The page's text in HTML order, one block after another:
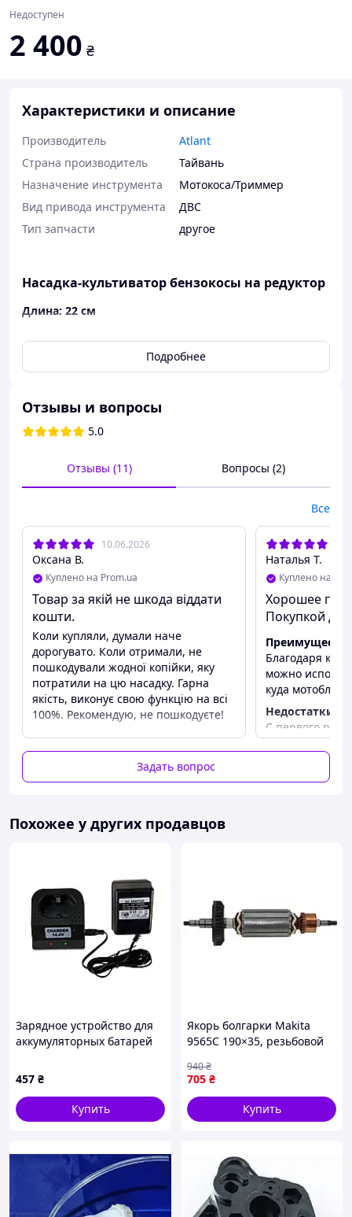
Недоступен
2 400 ₴
Характеристики и описание
Производитель
Atlant
Страна производитель
Тайвань
Назначение инструмента
Мотокоса/Триммер
Вид привода инструмента
ДВС
Тип запчасти
другое
Насадка-культиватор бензокосы на редуктор
Длина: 22 см
В комплекте идет только насадка культиватор
Подробнее
Отзывы и вопросы
5.0
Отзывы (11) Вопросы (2)
Все
10.06.2026
Оксана В.
Куплено на Prom.ua
Товар за якій не шкода віддати
кошти.
Коли купляли, думали наче
дорогувато. Коли отримали, не
пошкодували жодної копійки, яку
потратили на цю насадку. Гарна
якість, виконує свою функцію на всі
100%. Рекомендую, не пошкодуєте!
Преимущества
Все
Наталья Т.
Куплено на
Хорошее
Покупкой
Преимущества
Благодаря
можно
куда мотоблок
Недостатки
С первого
всегда берёт.
Задать вопрос
Похожее у других продавцов
Зарядное устройство для
аккумуляторных батарей
(ЗУ 14.4)
457 ₴
Купить
Якорь болгарки Makita
9565C 190×35, резьбовой
515228-2 — ротор PRO
серии
705 ₴
940₴
Купить